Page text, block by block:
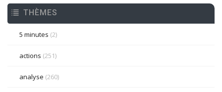
THÈMES
5 minutes (2)
actions (251)
analyse (260)